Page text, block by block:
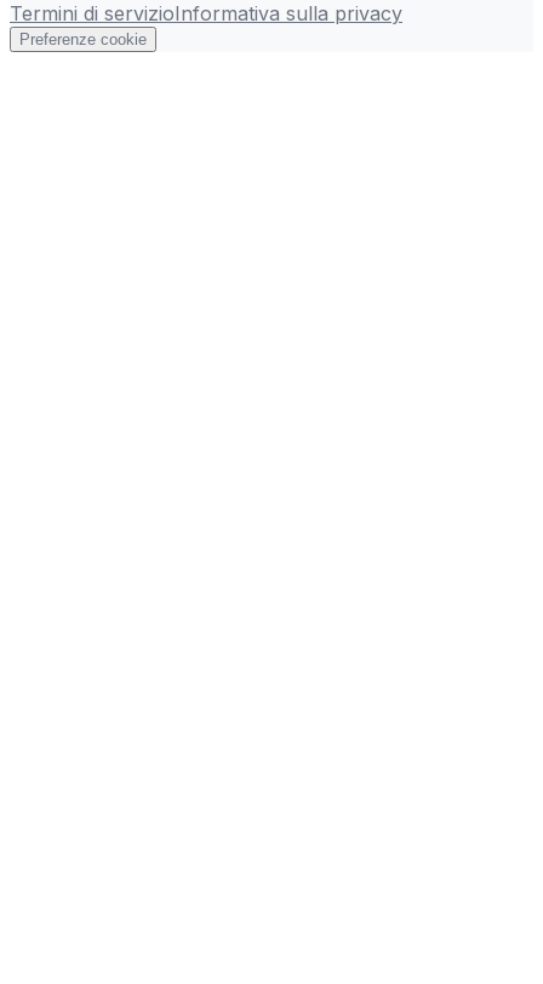
Termini di servizioInformativa sulla privacy
Preferenze cookie